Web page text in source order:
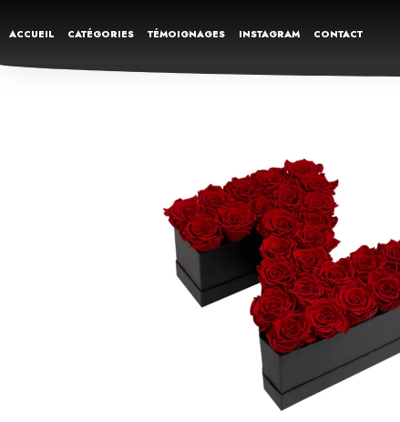
ACCUEIL CATÉGORIES TÉMOIGNAGES INSTAGRAM CONTACT